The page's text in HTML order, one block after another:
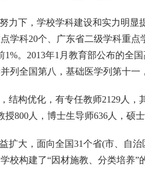
力下，学校学科建设和实力明
学科20个、广东省二级学科重
1%。2013年1月教育部公布的全
列全国第八，基础医学列第十一
结构优化，有专任教师2129人，
授800人，博士生导师636人，硕士
扩大，面向全国31个省(市、自
校构建了“因材施教、分类培养